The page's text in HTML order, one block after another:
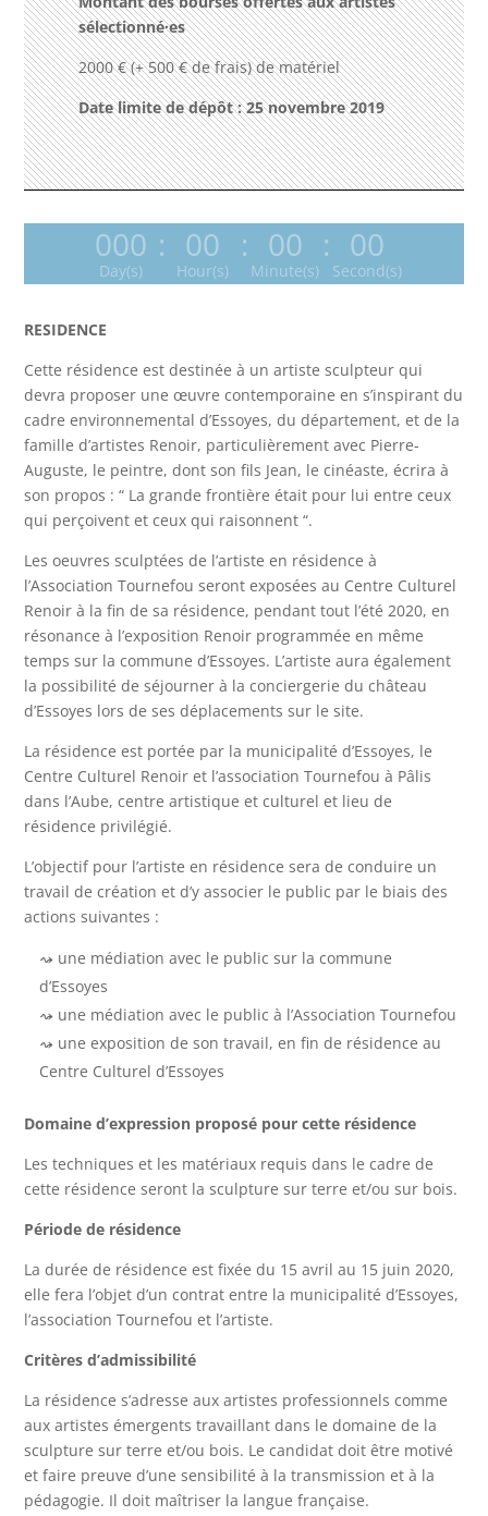
sélectionné·es
2000 € (+ 500 € de frais) de matériel
Date limite de dépôt : 25 novembre 2019
000
Day(s)
: 00
Hour(s)
: 00
Minute(s)
: 00
Second(s)
RESIDENCE
Cette résidence est destinée à un artiste sculpteur qui
devra proposer une œuvre contemporaine en s’inspirant du
cadre environnemental d’Essoyes, du département, et de la
famille d’artistes Renoir, particulièrement avec Pierre-
Auguste, le peintre, dont son fils Jean, le cinéaste, écrira à
son propos : “ La grande frontière était pour lui entre ceux
qui perçoivent et ceux qui raisonnent “.
Les oeuvres sculptées de l’artiste en résidence à
l’Association Tournefou seront exposées au Centre Culturel
Renoir à la fin de sa résidence, pendant tout l’été 2020, en
résonance à l’exposition Renoir programmée en même
temps sur la commune d’Essoyes. L’artiste aura également
la possibilité de séjourner à la conciergerie du château
d’Essoyes lors de ses déplacements sur le site.
La résidence est portée par la municipalité d’Essoyes, le
Centre Culturel Renoir et l’association Tournefou à Pâlis
dans l’Aube, centre artistique et culturel et lieu de
résidence privilégié.
L’objectif pour l’artiste en résidence sera de conduire un
travail de création et d’y associer le public par le biais des
actions suivantes :
une médiation avec le public sur la commune
d’Essoyes
une médiation avec le public à l’Association Tournefou
une exposition de son travail, en fin de résidence au
Centre Culturel d’Essoyes
Domaine d’expression proposé pour cette résidence
Les techniques et les matériaux requis dans le cadre de
cette résidence seront la sculpture sur terre et/ou sur bois.
Période de résidence
La durée de résidence est fixée du 15 avril au 15 juin 2020,
elle fera l’objet d’un contrat entre la municipalité d’Essoyes,
l’association Tournefou et l’artiste.
Critères d’admissibilité
La résidence s’adresse aux artistes professionnels comme
aux artistes émergents travaillant dans le domaine de la
sculpture sur terre et/ou bois. Le candidat doit être motivé
et faire preuve d’une sensibilité à la transmission et à la
pédagogie. Il doit maîtriser la langue française.